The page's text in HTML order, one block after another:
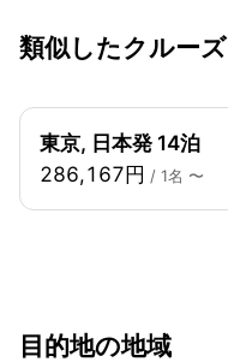
類似したクルーズ
東京, 日本発 14泊
286,167円 / 1名 〜
目的地の地域